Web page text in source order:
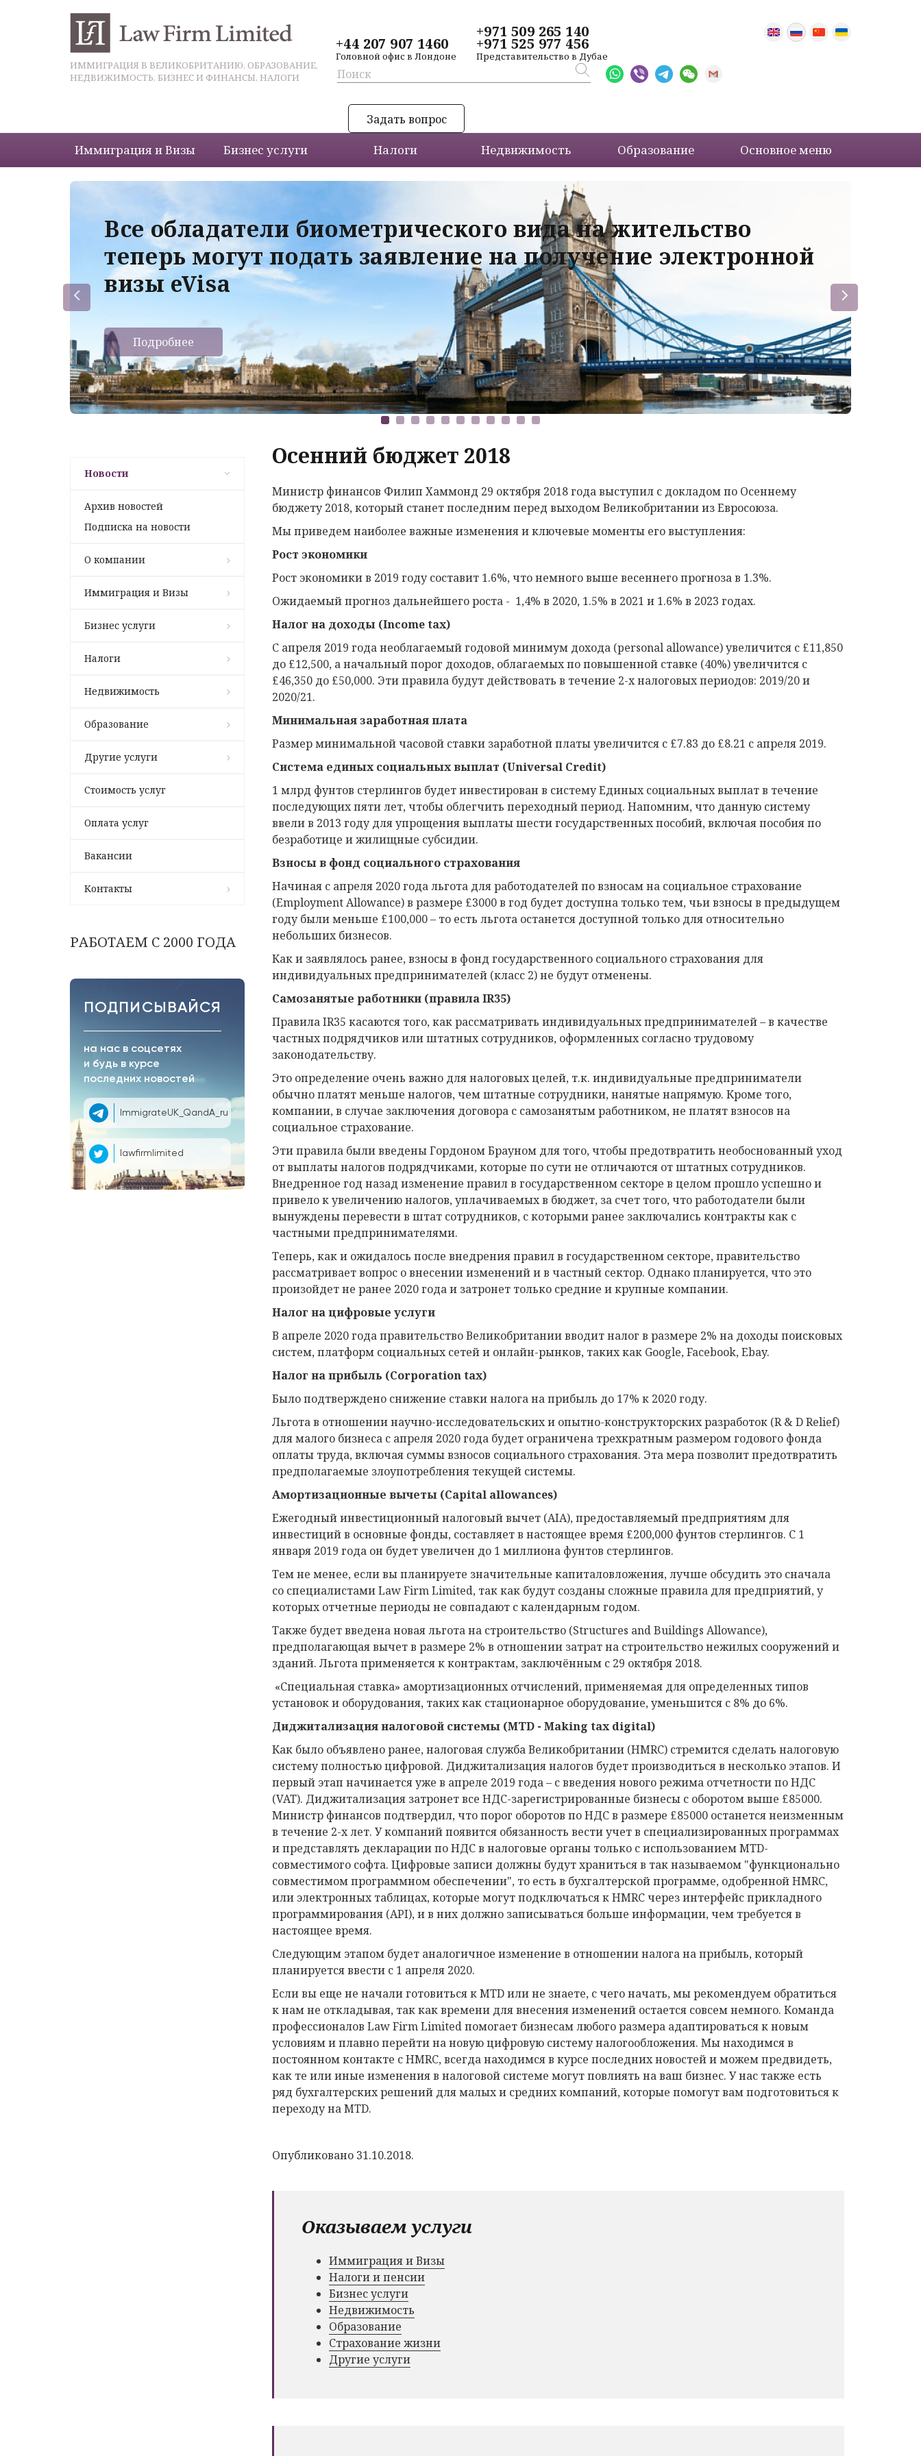
ИММИГРАЦИЯ В ВЕЛИКОБРИТАНИЮ, ОБРАЗОВАНИЕ,
НЕДВИЖИМОСТЬ, БИЗНЕС И ФИНАНСЫ, НАЛОГИ
+44 207 907 1460
Головной офис в Лондоне
+971 509 265 140
+971 525 977 456
Представительство в Дубае
Задать вопрос
Иммиграция и Визы Бизнес услуги Налоги Недвижимость Образование Основное меню
Все обладатели биометрического вида на жительство
теперь могут подать заявление на получение электронной
визы eVisa
Подробнее
Новости
Архив новостей
Подписка на новости
О компании
Иммиграция и Визы
Бизнес услуги
Налоги
Недвижимость
Образование
Другие услуги
Стоимость услуг
Оплата услуг
Вакансии
Контакты
РАБОТАЕМ С 2000 ГОДА
ПОДПИСЫВАЙСЯ
на нас в соцсетях
и будь в курсе
последних новостей
ImmigrateUK_QandA_ru
lawfirmlimited
Осенний бюджет 2018
Министр финансов Филип Хаммонд 29 октября 2018 года выступил с докладом по Осеннему
бюджету 2018, который станет последним перед выходом Великобритании из Евросоюза.
Мы приведем наиболее важные изменения и ключевые моменты его выступления:
Рост экономики
Рост экономики в 2019 году составит 1.6%, что немного выше весеннего прогноза в 1.3%.
Ожидаемый прогноз дальнейшего роста - 1,4% в 2020, 1.5% в 2021 и 1.6% в 2023 годах.
Налог на доходы (Incometax)
С апреля 2019 года необлагаемый годовой минимум дохода (personal allowance) увеличится с £11,850
до £12,500, а начальный порог доходов, облагаемых по повышенной ставке (40%) увеличится с
£46,350 до £50,000. Эти правила будут действовать в течение 2-х налоговых периодов: 2019/20 и
2020/21.
Минимальная заработная плата
Размер минимальной часовой ставки заработной платы увеличится с £7.83 до £8.21 с апреля 2019.
Система единых социальных выплат (Universal Credit)
1 млрд фунтов стерлингов будет инвестирован в систему Единых социальных выплат в течение
последующих пяти лет, чтобы облегчить переходный период. Напомним, что данную систему
ввели в 2013 году для упрощения выплаты шести государственных пособий, включая пособия по
безработице и жилищные субсидии.
Взносы в фонд социального страхования
Начиная с апреля 2020 года льгота для работодателей по взносам на социальное страхование
(Employment Allowance) в размере £3000 в год будет доступна только тем, чьи взносы в предыдущем
году были меньше £100,000 – то есть льгота останется доступной только для относительно
небольших бизнесов.
Как и заявлялось ранее, взносы в фонд государственного социального страхования для
индивидуальных предпринимателей (класс 2) не будут отменены.
Самозанятые работники (правила IR35)
Правила IR35 касаются того, как рассматривать индивидуальных предпринимателей – в качестве
частных подрядчиков или штатных сотрудников, оформленных согласно трудовому
законодательству.
Это определение очень важно для налоговых целей, т.к. индивидуальные предприниматели
обычно платят меньше налогов, чем штатные сотрудники, нанятые напрямую. Кроме того,
компании, в случае заключения договора с самозанятым работником, не платят взносов на
социальное страхование.
Эти правила были введены Гордоном Брауном для того, чтобы предотвратить необоснованный уход
от выплаты налогов подрядчиками, которые по сути не отличаются от штатных сотрудников.
Внедренное год назад изменение правил в государственном секторе в целом прошло успешно и
привело к увеличению налогов, уплачиваемых в бюджет, за счет того, что работодатели были
вынуждены перевести в штат сотрудников, с которыми ранее заключались контракты как с
частными предпринимателями.
Теперь, как и ожидалось после внедрения правил в государственном секторе, правительство
рассматривает вопрос о внесении изменений и в частный сектор. Однако планируется, что это
произойдет не ранее 2020 года и затронет только средние и крупные компании.
Налог на цифровые услуги
В апреле 2020 года правительство Великобритании вводит налог в размере 2% на доходы поисковых
систем, платформ социальных сетей и онлайн-рынков, таких как Google, Facebook, Ebay.
Налог на прибыль (Corporationtax)
Было подтверждено снижение ставки налога на прибыль до 17% к 2020 году.
Льгота в отношении научно-исследовательских и опытно-конструкторских разработок (R & D Relief)
для малого бизнеса с апреля 2020 года будет ограничена трехкратным размером годового фонда
оплаты труда, включая суммы взносов социального страхования. Эта мера позволит предотвратить
предполагаемые злоупотребления текущей системы.
Амортизационные вычеты (Capital allowances)
Ежегодный инвестиционный налоговый вычет (AIA), предоставляемый предприятиям для
инвестиций в основные фонды, составляет в настоящее время £200,000 фунтов стерлингов. С 1
января 2019 года он будет увеличен до 1 миллиона фунтов стерлингов.
Тем не менее, если вы планируете значительные капиталовложения, лучше обсудить это сначала
со специалистами Law Firm Limited, так как будут созданы сложные правила для предприятий, у
которых отчетные периоды не совпадают с календарным годом.
Также будет введена новая льгота на строительство (Structures and Buildings Allowance),
предполагающая вычет в размере 2% в отношении затрат на строительство нежилых сооружений и
зданий. Льгота применяется к контрактам, заключённым с 29 октября 2018.
«Специальная ставка» амортизационных отчислений, применяемая для определенных типов
установок и оборудования, таких как стационарное оборудование, уменьшится с 8% до 6%.
Диджитализация налоговой системы (MTD - Making tax digital)
Как было объявлено ранее, налоговая служба Великобритании (HMRC) стремится сделать налоговую
систему полностью цифровой. Диджитализация налогов будет производиться в несколько этапов. И
первый этап начинается уже в апреле 2019 года – с введения нового режима отчетности по НДС
(VAT). Диджитализация затронет все НДС-зарегистрированные бизнесы с оборотом выше £85000.
Министр финансов подтвердил, что порог оборотов по НДС в размере £85000 останется неизменным
в течение 2-х лет. У компаний появится обязанность вести учет в специализированных программах
и представлять декларации по НДС в налоговые органы только с использованием MTD-
совместимого софта. Цифровые записи должны будут храниться в так называемом "функционально
совместимом программном обеспечении", то есть в бухгалтерской программе, одобренной HMRC,
или электронных таблицах, которые могут подключаться к HMRC через интерфейс прикладного
программирования (API), и в них должно записываться больше информации, чем требуется в
настоящее время.
Следующим этапом будет аналогичное изменение в отношении налога на прибыль, который
планируется ввести с 1 апреля 2020.
Если вы еще не начали готовиться к MTD или не знаете, с чего начать, мы рекомендуем обратиться
к нам не откладывая, так как времени для внесения изменений остается совсем немного. Команда
профессионалов Law Firm Limited помогает бизнесам любого размера адаптироваться к новым
условиям и плавно перейти на новую цифровую систему налогообложения. Мы находимся в
постоянном контакте с HMRC, всегда находимся в курсе последних новостей и можем предвидеть,
как те или иные изменения в налоговой системе могут повлиять на ваш бизнес. У нас также есть
ряд бухгалтерских решений для малых и средних компаний, которые помогут вам подготовиться к
переходу на MTD.
Опубликовано 31.10.2018.
Оказываем услуги
Иммиграция и Визы
Налоги и пенсии
Бизнес услуги
Недвижимость
Образование
Страхование жизни
Другие услуги